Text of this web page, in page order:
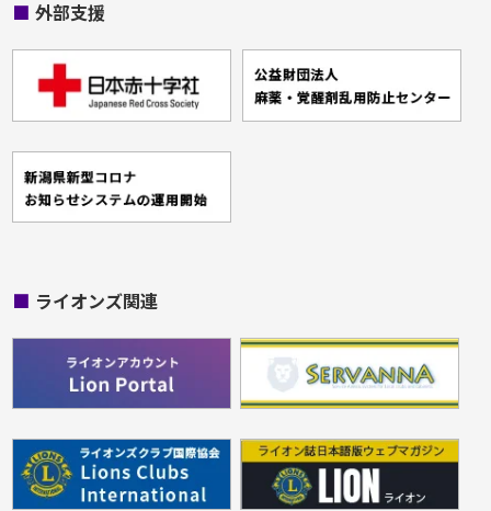
■ 外部支援
■ ライオンズ関連